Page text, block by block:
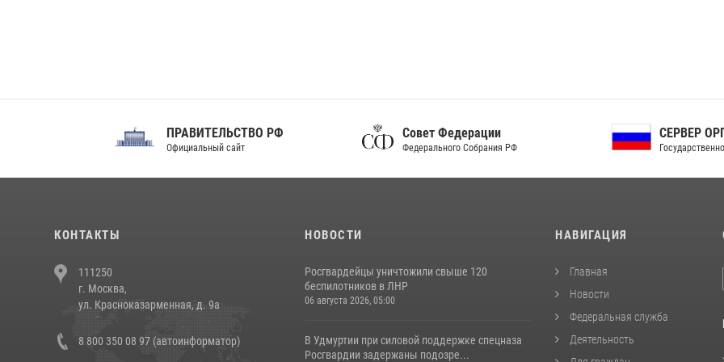
ПРАВИТЕЛЬСТВО РФ
Официальный сайт
Совет Федерации
Федерального Собрания РФ
СЕРВЕР ОРГАНОВ
Государственной власти РФ
КОНТАКТЫ
111250
г. Москва,
ул. Красноказарменная, д. 9а
8 800 350 08 97 (автоинформатор)
НОВОСТИ
Росгвардейцы уничтожили свыше 120
беспилотников в ЛНР
06 августа 2026, 05:00
В Удмуртии при силовой поддержке спецназа
Росгвардии задержаны подозре...
НАВИГАЦИЯ
Главная
Новости
Федеральная служба
Деятельность